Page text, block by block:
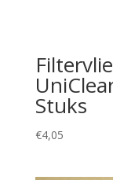
Stuks
€4,05